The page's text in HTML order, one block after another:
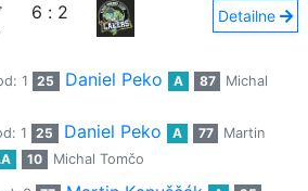
6 : 2 Detailne
1 25 Daniel Peko A 87
Michal
1 25 Daniel Peko A 77
Martin
10 Michal Tomčo